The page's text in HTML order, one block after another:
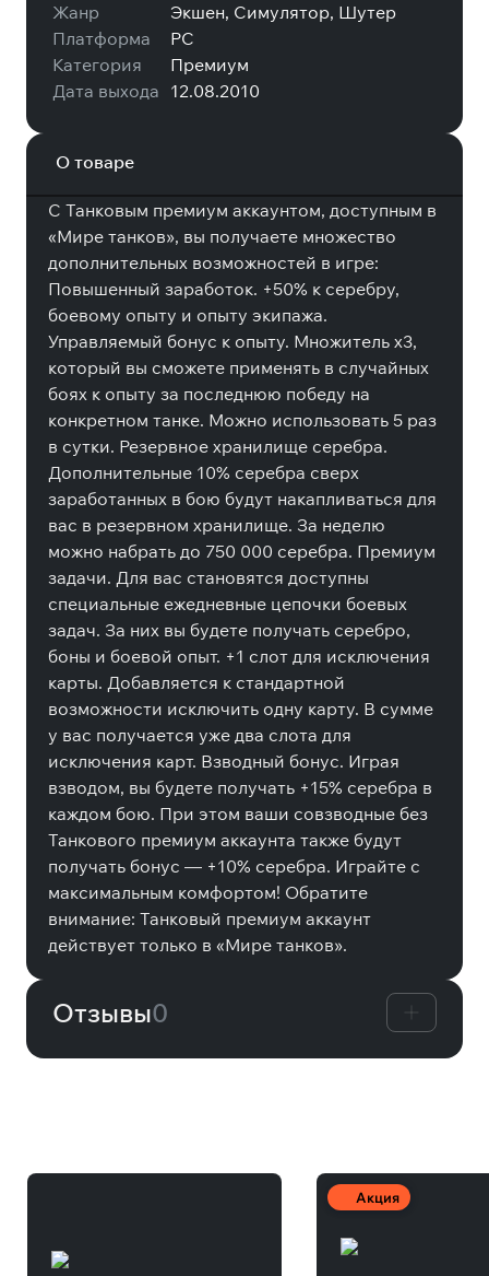
Жанр
Экшен, Симулятор, Шутер
Платформа
PC
Категория
Премиум
Дата выхода 12.08.2010
О товаре
С Танковым премиум аккаунтом, доступным в
«Мире танков», вы получаете множество
дополнительных возможностей в игре:
Повышенный заработок. +50% к серебру,
боевому опыту и опыту экипажа.
Управляемый бонус к опыту. Множитель x3,
который вы сможете применять в случайных
боях к опыту за последнюю победу на
конкретном танке. Можно использовать 5 раз
в сутки. Резервное хранилище серебра.
Дополнительные 10% серебра сверх
заработанных в бою будут накапливаться для
вас в резервном хранилище. За неделю
можно набрать до 750 000 серебра. Премиум
задачи. Для вас становятся доступны
специальные ежедневные цепочки боевых
задач. За них вы будете получать серебро,
боны и боевой опыт. +1 слот для исключения
карты. Добавляется к стандартной
возможности исключить одну карту. В сумме
у вас получается уже два слота для
исключения карт. Взводный бонус. Играя
взводом, вы будете получать +15% серебра в
каждом бою. При этом ваши совзводные без
Танкового премиум аккаунта также будут
получать бонус — +10% серебра. Играйте с
максимальным комфортом! Обратите
внимание: Танковый премиум аккаунт
действует только в «Мире танков».
Отзывы0
Акция